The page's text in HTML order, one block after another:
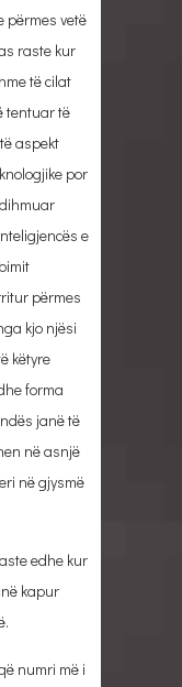
përmes vetë
raste kur
të cilat
tentuar të
aspekt
por
e
përmes
kjo njësi
këtyre
forma
janë të
në asnjë
në gjysmë
edhe kur
kapur
numri më i